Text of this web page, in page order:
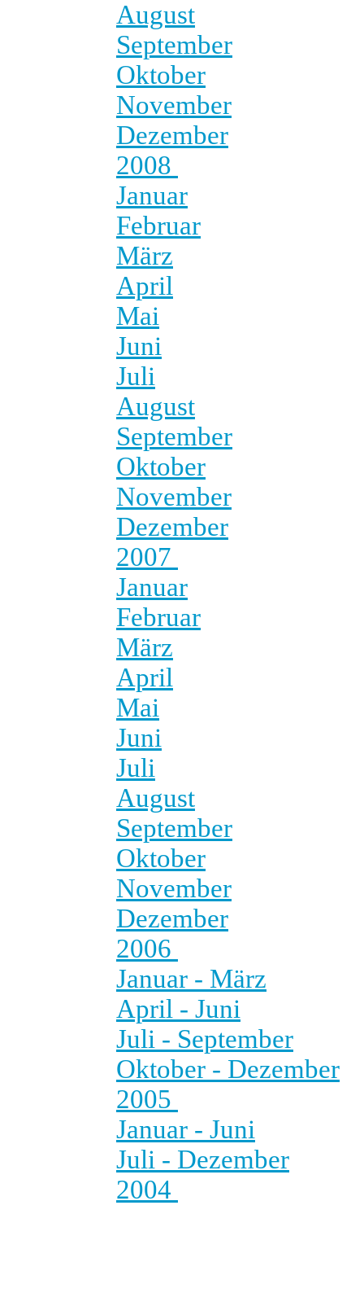
August
September
Oktober
November
Dezember
2008
Januar
Februar
März
April
Mai
Juni
Juli
August
September
Oktober
November
Dezember
2007
Januar
Februar
März
April
Mai
Juni
Juli
August
September
Oktober
November
Dezember
2006
Januar - März
April - Juni
Juli - September
Oktober - Dezember
2005
Januar - Juni
Juli - Dezember
2004